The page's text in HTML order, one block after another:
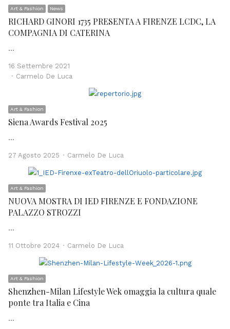
Art & Fashion News
RICHARD GINORI 1735 PRESENTA A FIRENZE LCDC, LA
COMPAGNIA DI CATERINA
…
16 Settembre 2021
Author
Carmelo De Luca
Art & Fashion
Siena Awards Festival 2025
…
27 Agosto 2025 Author
Carmelo De Luca
Art & Fashion
NUOVA MOSTRA DI IED FIRENZE E FONDAZIONE
PALAZZO STROZZI
…
11 Ottobre 2024 Author
Carmelo De Luca
Art & Fashion
Shenzhen-Milan Lifestyle Wek omaggia la cultura quale
ponte tra Italia e Cina
…